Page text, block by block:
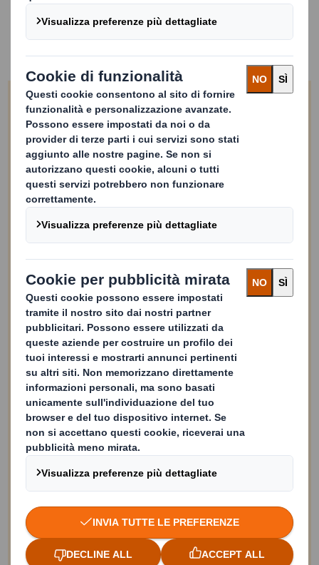
Compilate il modulo per
visualizzare un esempio di
rapporto RES e un membro del
nostro team DS Smith vi
contatterà al più presto
Campo obbligatorio
Nome
Azienda
E-mail
Numero di telefono
Desidero ricevere comunicazioni, notizie e
aggiornamenti sui prodotti e i servizi di
per e-mail.
Si